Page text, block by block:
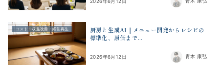
コスト・収益改善・経営再生
厨房と生成AI｜メニュー開発からレシピの
標準化、原価まで...
2026年6月12日 青木 康弘